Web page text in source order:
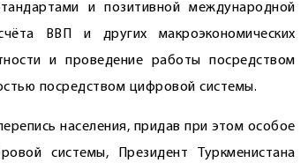
и позитивной международной
ВВП и других макроэкономических
и проведение работы посредством
посредством цифровой системы.
населения, придав при этом особое
системы, Президент Туркменистана